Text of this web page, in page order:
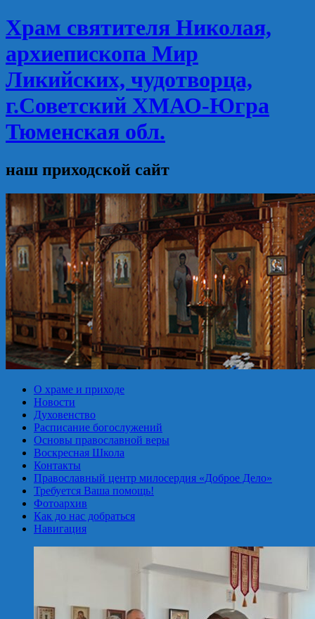
Храм святителя Николая,
архиепископа Мир
Ликийских, чудотворца,
г.Советский ХМАО-Югра
Тюменская обл.
наш приходской сайт
О храме и приходе
Новости
Духовенство
Расписание богослужений
Основы православной веры
Воскресная Школа
Контакты
Православный центр милосердия «Доброе Дело»
Требуется Ваша помощь!
Фотоархив
Как до нас добраться
Навигация